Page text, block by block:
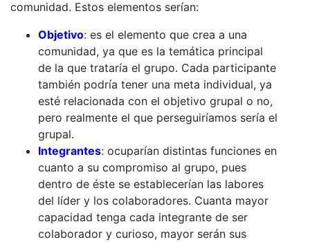
comunidad. Estos elementos serían:
Objetivo: es el elemento que crea a una
comunidad, ya que es la temática principal
de la que trataría el grupo. Cada participante
también podría tener una meta individual, ya
esté relacionada con el objetivo grupal o no,
pero realmente el que perseguiríamos sería el
grupal.
Integrantes: ocuparían distintas funciones en
cuanto a su compromiso al grupo, pues
dentro de éste se establecerían las labores
del líder y los colaboradores. Cuanta mayor
capacidad tenga cada integrante de ser
colaborador y curioso, mayor serán sus